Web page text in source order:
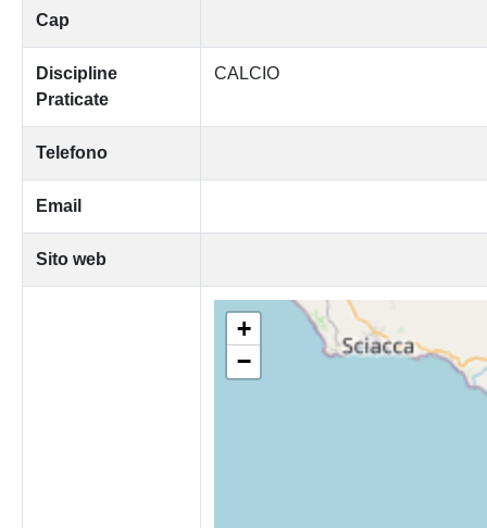
Cap
Discipline
Praticate
CALCIO
Telefono
Email
Sito web
+
−